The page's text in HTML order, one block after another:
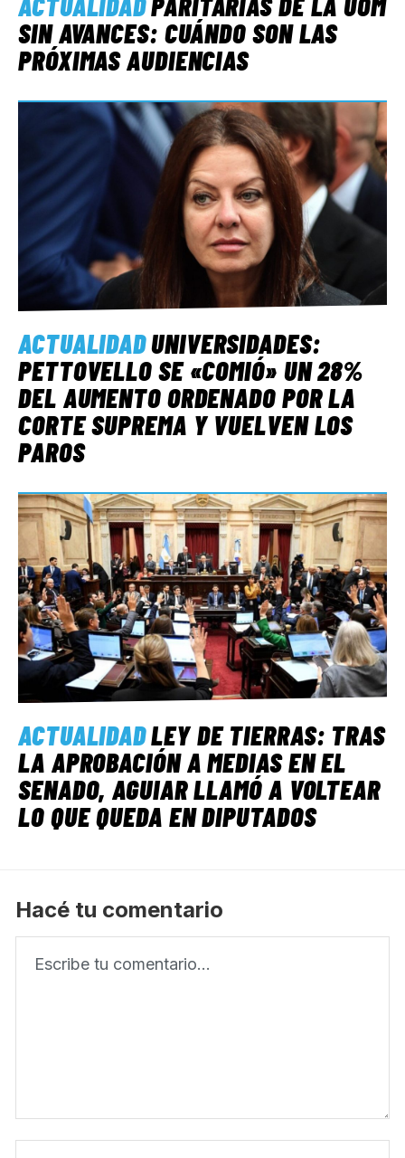
SIN AVANCES: CUÁNDO SON LAS
PRÓXIMAS AUDIENCIAS
ACTUALIDADUNIVERSIDADES:
PETTOVELLO SE «COMIÓ» UN 28%
DEL AUMENTO ORDENADO POR LA
CORTE SUPREMA Y VUELVEN LOS
PAROS
ACTUALIDADLEY DE TIERRAS: TRAS
LA APROBACIÓN A MEDIAS EN EL
SENADO, AGUIAR LLAMÓ A VOLTEAR
LO QUE QUEDA EN DIPUTADOS
Hacé tu comentario